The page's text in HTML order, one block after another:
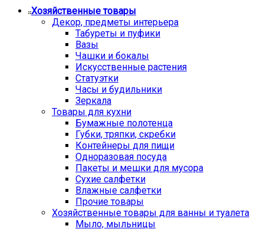
Хозяйственные товары
Декор, предметы интерьера
Табуреты и пуфики
Вазы
Чашки и бокалы
Искусственные растения
Статуэтки
Часы и будильники
Зеркала
Товары для кухни
Бумажные полотенца
Губки, тряпки, скребки
Контейнеры для пищи
Одноразовая посуда
Пакеты и мешки для мусора
Сухие салфетки
Влажные салфетки
Прочие товары
Хозяйственные товары для ванны и туалета
Мыло, мыльницы